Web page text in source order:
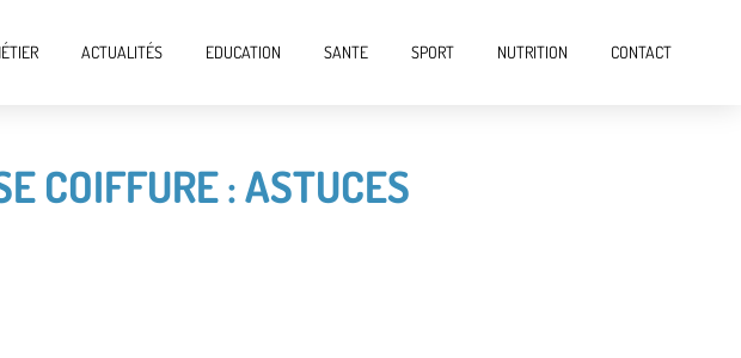
ACTUALITÉS EDUCATION SANTE SPORT NUTRITION CONTACT
COIFFURE : ASTUCES